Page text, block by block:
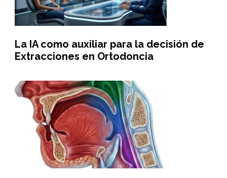
La IA como auxiliar para la decisión de
Extracciones en Ortodoncia